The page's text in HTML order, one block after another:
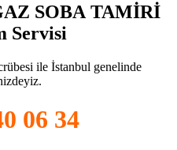
SOBA TAMİRİ
Servisi
ile İstanbul genelinde
06 34